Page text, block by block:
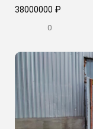
38000000 ₽
0